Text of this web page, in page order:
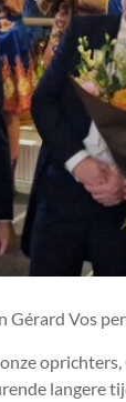
Gérard Vos
langere